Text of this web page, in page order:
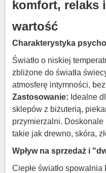
komfort, relaks
wartość
Charakterystyka
Światło o niskiej
zbliżone do światła
atmosferę intymności,
Zastosowanie: Idealne
sklepów z biżuterią,
przymierzalni. Doskonale
takie jak drewno, skóra,
Wpływ na sprzedaż i
Ciepłe światło spowalnia